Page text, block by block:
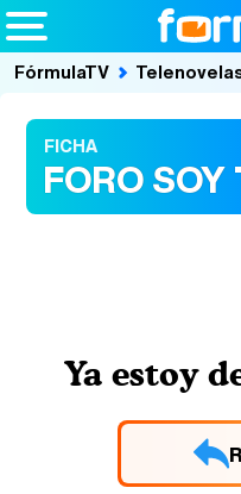
FórmulaTV
FICHA
FORO
Ya estoy de